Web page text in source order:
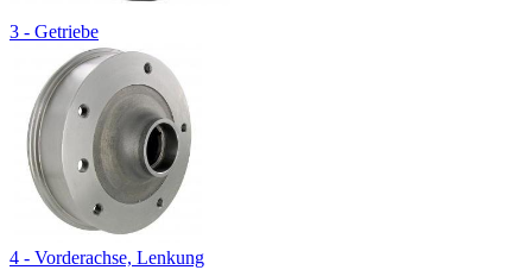
3 - Getriebe
4 - Vorderachse, Lenkung